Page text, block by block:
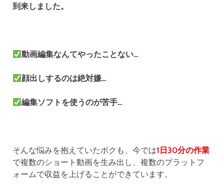
到来しました。
動画編集なんてやったことない...
顔出しするのは絶対嫌...
編集ソフトを使うのが苦手...
そんな悩みを抱えていたボクも、今では1日30分の作業
で複数のショート動画を生み出し、複数のプラットフ
ォームで収益を上げることができています。